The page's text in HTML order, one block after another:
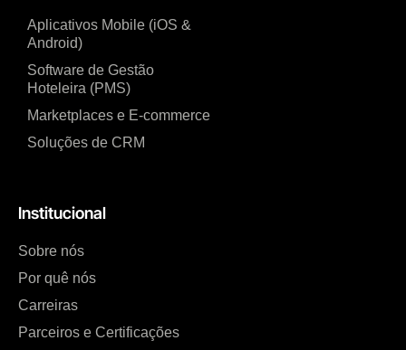
Aplicativos Mobile (iOS &
Android)
Software de Gestão
Hoteleira (PMS)
Marketplaces e E-commerce
Soluções de CRM
Institucional
Sobre nós
Por quê nós
Carreiras
Parceiros e Certificações